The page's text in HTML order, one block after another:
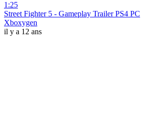
1:25
Street Fighter 5 - Gameplay Trailer PS4 PC
Xboxygen
il y a 12 ans